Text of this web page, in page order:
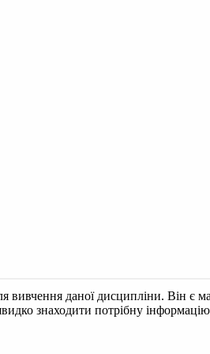
вивчення даної дисципліни. Він
знаходити потрібну